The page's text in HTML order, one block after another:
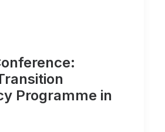
Programme in